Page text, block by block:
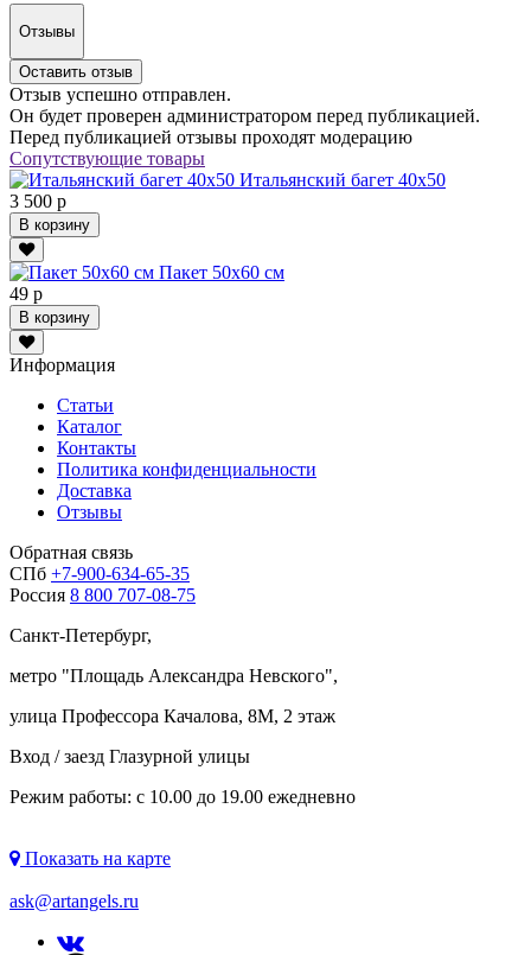
Отзывы
Оставить отзыв
Отзыв успешно отправлен.
Он будет проверен администратором перед публикацией.
Перед публикацией отзывы проходят модерацию
Сопутствующие товары
Итальянский багет 40х50
3 500 р
В корзину
Пакет 50х60 см
49 р
В корзину
Информация
Статьи
Каталог
Контакты
Политика конфиденциальности
Доставка
Отзывы
Обратная связь
СПб +7-900-634-65-35
Россия 8 800 707-08-75
Санкт-Петербург,
метро "Площадь Александра Невского",
улица Профессора Качалова, 8М, 2 этаж
Вход / заезд Глазурной улицы
Режим работы: с 10.00 до 19.00 ежедневно
Показать на карте
ask@artangels.ru